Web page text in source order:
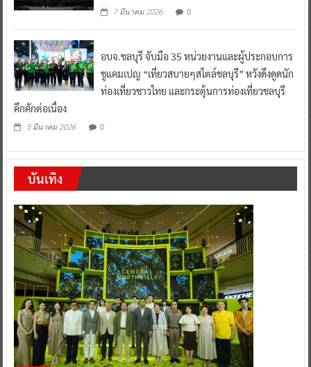
7 มีนาคม 2026 0
อบจ.ชลบุรี จับมือ 35 หน่วยงานและผู้ประกอบการ
ชูแคมเปญ “เที่ยวสบายๆสไตล์ชลบุรี” หวังดึงดูดนัก
ท่องเที่ยวชาวไทย และกระตุ้นการท่องเที่ยวชลบุรี
คึกคักต่อเนื่อง
5 มีนาคม 2026 0
บันเทิง